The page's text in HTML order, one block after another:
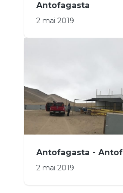
Antofagasta
2 mai 2019
Antofagasta -
2 mai 2019